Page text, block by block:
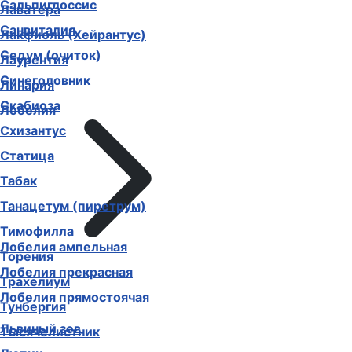
Лаватера
Лакфиоль (Хейрантус)
Лаурентия
Линария
Лобелия
Лобелия ампельная
Лобелия прекрасная
Лобелия прямостоячая
Львиный зев
Сальпиглоссис
Санвиталия
Седум (очиток)
Синеголовник
Скабиоза
Схизантус
Статица
Табак
Танацетум (пиретрум)
Тимофилла
Торения
Трахелиум
Тунбергия
Тысячелистник